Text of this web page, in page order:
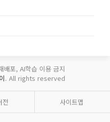
배포, AI학습 이용 금지
. All rights reserved
전 사이트맵